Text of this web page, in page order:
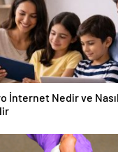
İnternet Nedir ve Nasıl